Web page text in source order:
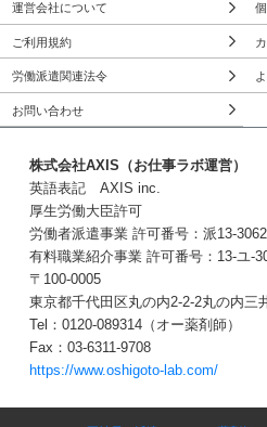
運営会社について
ご利用規約
労働派遣関連法令
お問い合わせ
株式会社AXIS（お仕事ラボ運営）
英語表記 AXIS inc.
厚生労働大臣許可
労働者派遣事業 許可番号：派13-
有料職業紹介事業 許可番号：13-ユ-
〒100-0005
東京都千代田区丸の内2-2-2丸の内三
Tel：0120-089314（オー薬剤師）
Fax：03-6311-9708
https://www.oshigoto-lab.com/